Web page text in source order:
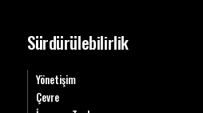
Sürdürülebilirlik
Yönetişim
Çevre